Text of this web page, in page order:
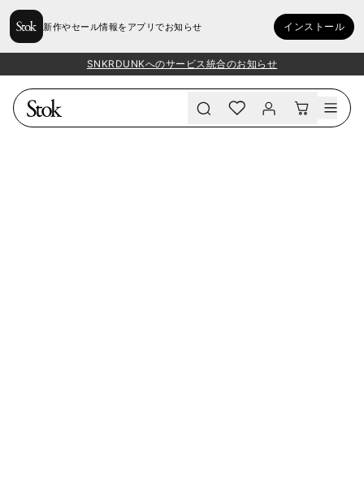
新作やセール情報をアプリでお知らせ インストール
SNKRDUNKへのサービス統合のお知らせ